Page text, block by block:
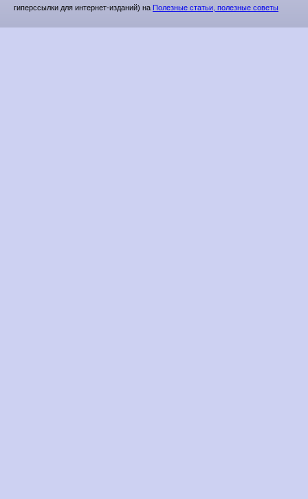
гиперссылки для интернет-изданий) на Полезные статьи, полезные советы